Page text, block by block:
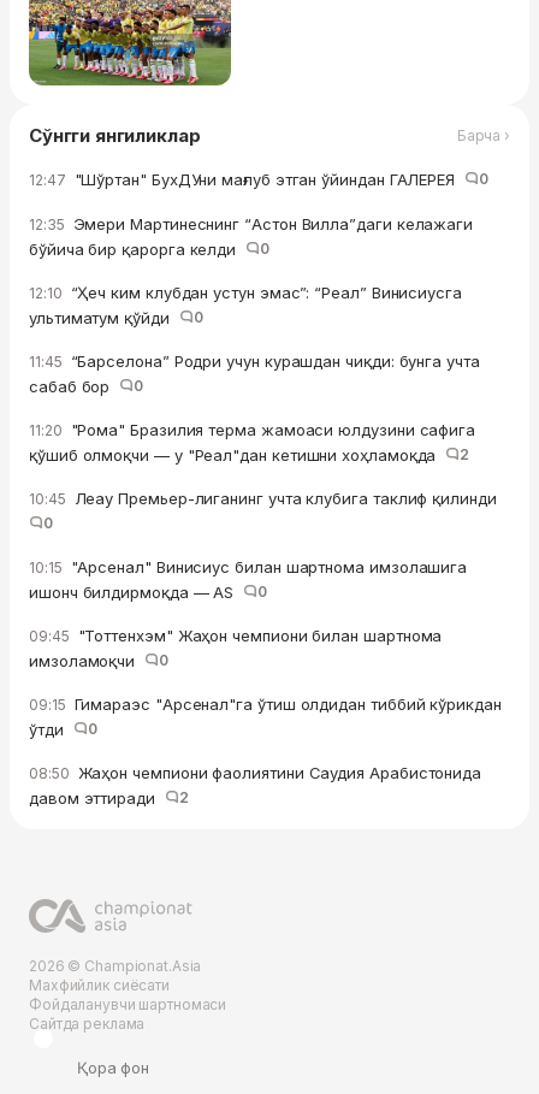
Сўнгги янгиликлар Барча ›
12:47 "Шўртан" БухДУни мағлуб этган ўйиндан ГАЛЕРЕЯ 0
12:35 Эмери Мартинеснинг “Астон Вилла”даги келажаги
бўйича бир қарорга келди
0
12:10 “Ҳеч ким клубдан устун эмас”: “Реал” Винисиусга
ультиматум қўйди
0
11:45 “Барселона” Родри учун курашдан чиқди: бунга учта
сабаб бор
0
11:20 "Рома" Бразилия терма жамоаси юлдузини сафига
қўшиб олмоқчи — у "Реал"дан кетишни хоҳламоқда
2
10:45 Леау Премьер-лиганинг учта клубига таклиф қилинди
0
10:15 "Арсенал" Винисиус билан шартнома имзолашига
ишонч билдирмоқда — AS
0
09:45 "Тоттенхэм" Жаҳон чемпиони билан шартнома
имзоламоқчи
0
09:15 Гимараэс "Арсенал"га ўтиш олдидан тиббий кўрикдан
ўтди
0
08:50 Жаҳон чемпиони фаолиятини Саудия Арабистонида
давом эттиради
2
2026 © Championat.Asia
Махфийлик сиёсати
Фойдаланувчи шартномаси
Сайтда реклама
Қора фон